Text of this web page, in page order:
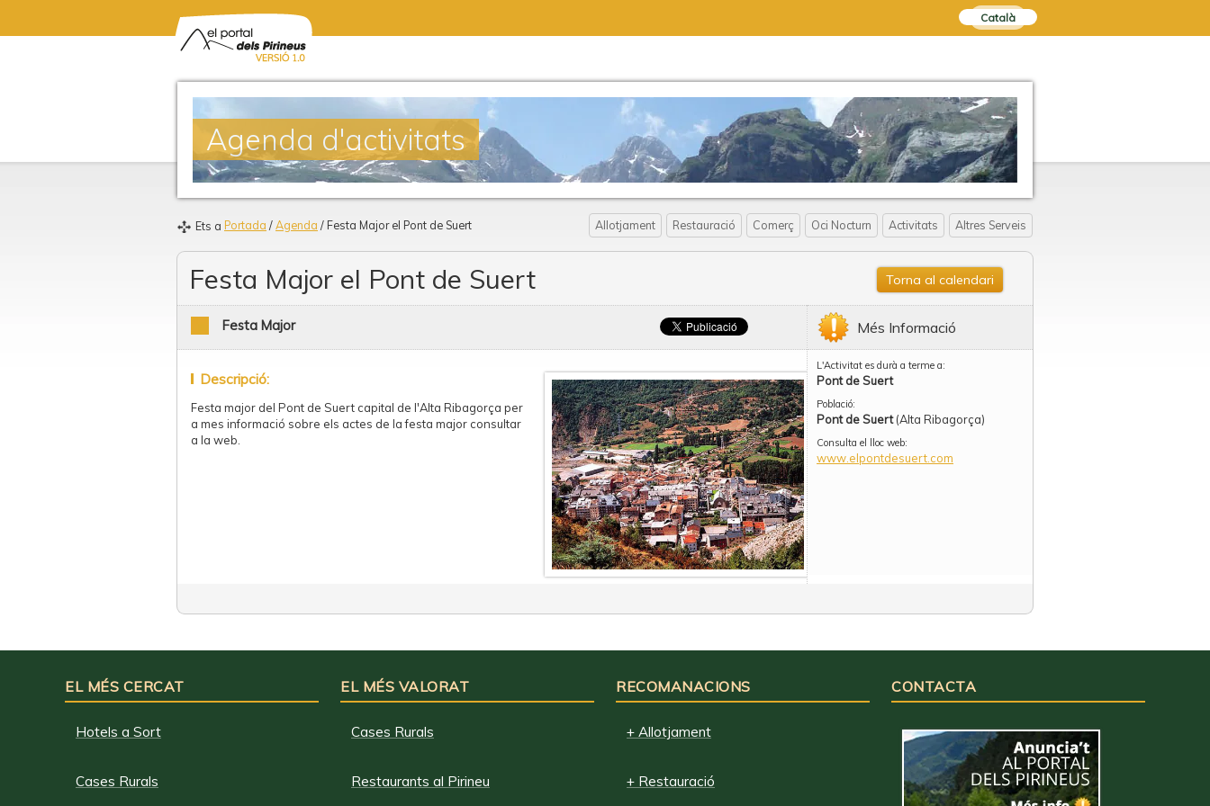
Català
Agenda d'activitats
Ets a Portada / Agenda / Festa Major el Pont de Suert Allotjament Restauració Comerç Oci Nocturn Activitats Altres Serveis
Festa Major el Pont de Suert Torna al calendari
Festa Major
Descripció:
Festa major del Pont de Suert capital de l'Alta Ribagorça per
a mes informació sobre els actes de la festa major consultar
a la web.
Més Informació
L'Activitat es durà a terme a:
Pont de Suert
Població:
Pont de Suert(Alta Ribagorça)
Consulta el lloc web:
www.elpontdesuert.com
EL MÉS CERCAT
Hotels a Sort
Cases Rurals
EL MÉS VALORAT
Cases Rurals
Restaurants al Pirineu
RECOMANACIONS
+ Allotjament
+ Restauració
CONTACTA